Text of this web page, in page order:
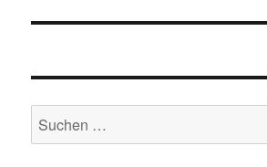
Suchen
nach: